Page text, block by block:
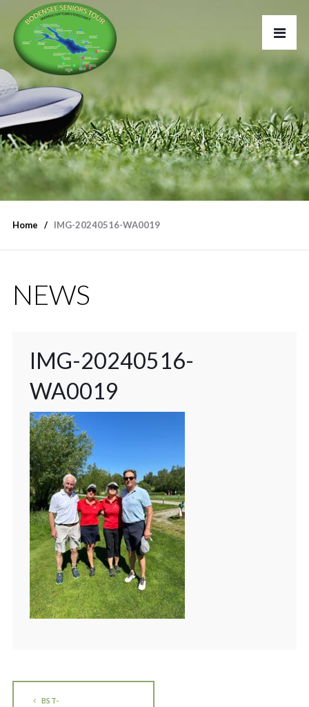
Home IMG-20240516-WA0019
NEWS
IMG-20240516-
WA0019
BST-